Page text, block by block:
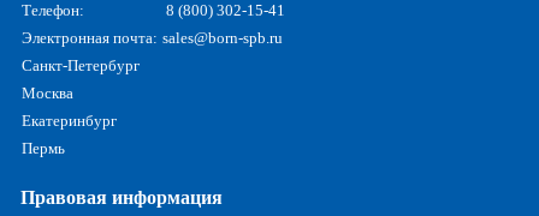
Телефон:
8 (800) 302-15-41
Электронная почта: sales@born-spb.ru
Санкт-Петербург
Москва
Екатеринбург
Пермь
Правовая информация